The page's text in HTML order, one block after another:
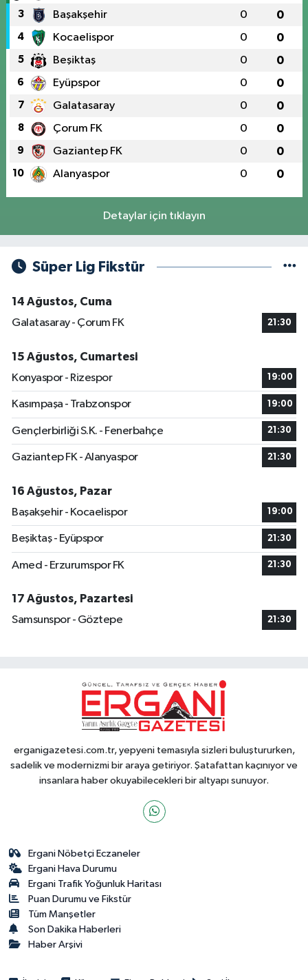
3 Başakşehir 0 0
4 Kocaelispor 0 0
5 Beşiktaş 0 0
6 Eyüpspor 0 0
7 Galatasaray 0 0
8 Çorum FK 0 0
9 Gaziantep FK 0 0
10 Alanyaspor 0 0
Detaylar için tıklayın
Süper Lig Fikstür
14 Ağustos, Cuma
Galatasaray - Çorum FK
21:30
15 Ağustos, Cumartesi
Konyaspor - Rizespor
19:00
Kasımpaşa - Trabzonspor 19:00
Gençlerbirliği S.K. - Fenerbahçe 21:30
Gaziantep FK - Alanyaspor 21:30
16 Ağustos, Pazar
Başakşehir - Kocaelispor
19:00
Beşiktaş - Eyüpspor 21:30
Amed - Erzurumspor FK 21:30
17 Ağustos, Pazartesi
Samsunspor - Göztepe
21:30
erganigazetesi.com.tr, yepyeni temasıyla sizleri buluştururken,
sadelik ve modernizmi bir araya getiriyor. Şatafattan kaçınıyor ve
insanlara haber okuyabilecekleri bir altyapı sunuyor.
Ergani Nöbetçi Eczaneler
Ergani Hava Durumu
Ergani Trafik Yoğunluk Haritası
Puan Durumu ve Fikstür
Tüm Manşetler
Son Dakika Haberleri
Haber Arşivi